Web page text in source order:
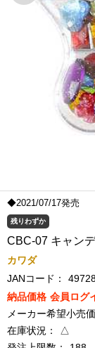
Previous
◆2021/07/17発売
残りわずか
CBC-07 キャン
カワダ
JANコード：
納品価格 会員ログ
メーカー希望小売
在庫状況：
△